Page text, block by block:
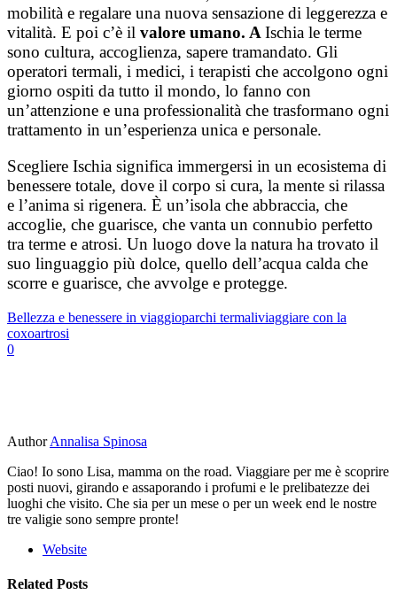
mobilità e regalare una nuova sensazione di leggerezza e
vitalità. E poi c’è il valore umano. A Ischia le terme
sono cultura, accoglienza, sapere tramandato. Gli
operatori termali, i medici, i terapisti che accolgono ogni
giorno ospiti da tutto il mondo, lo fanno con
un’attenzione e una professionalità che trasformano ogni
trattamento in un’esperienza unica e personale.
Scegliere Ischia significa immergersi in un ecosistema di
benessere totale, dove il corpo si cura, la mente si rilassa
e l’anima si rigenera. È un’isola che abbraccia, che
accoglie, che guarisce, che vanta un connubio perfetto
tra terme e atrosi. Un luogo dove la natura ha trovato il
suo linguaggio più dolce, quello dell’acqua calda che
scorre e guarisce, che avvolge e protegge.
Bellezza e benessere in viaggioparchi termaliviaggiare con la
coxoartrosi
0
Author Annalisa Spinosa
Ciao! Io sono Lisa, mamma on the road. Viaggiare per me è scoprire
posti nuovi, girando e assaporando i profumi e le prelibatezze dei
luoghi che visito. Che sia per un mese o per un week end le nostre
tre valigie sono sempre pronte!
Website
Related Posts